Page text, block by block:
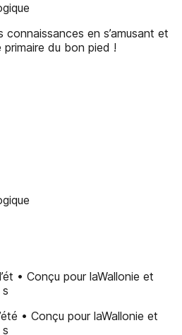
en s’amusant et
du bon pied !
• Conçu pour laWallonie et
• Conçu pour laWallonie et